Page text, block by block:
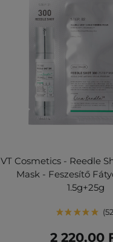
VT Cosmetics - Reedle
Mask - Feszesítő
1.5g+25g
52
2 220,00